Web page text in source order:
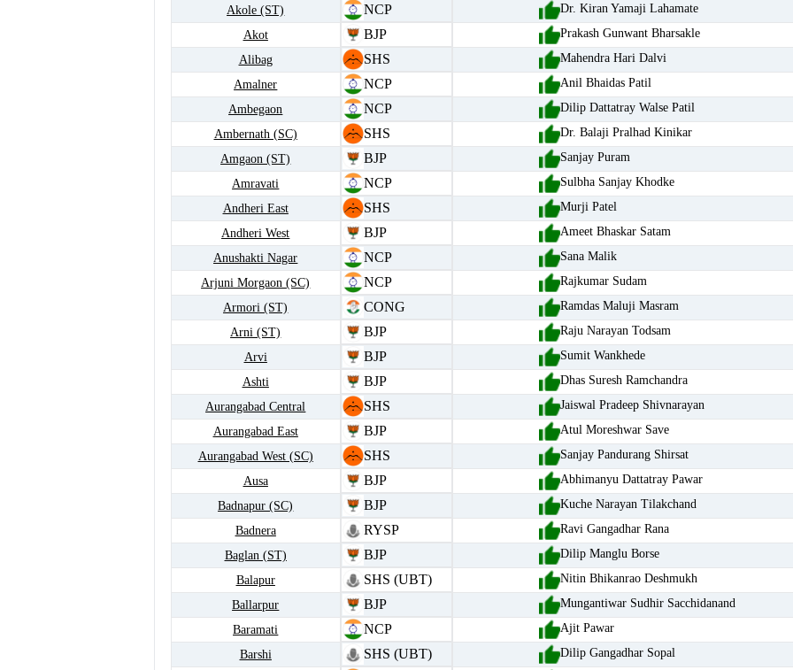
Akole (ST)
NCP
Dr. Kiran Yamaji Lahamate
Akot
BJP
Prakash Gunwant Bharsakle
Alibag
SHS
Mahendra Hari Dalvi
Amalner
NCP
Anil Bhaidas Patil
Ambegaon
NCP
Dilip Dattatray Walse Patil
Ambernath (SC)
SHS
Dr. Balaji Pralhad Kinikar
Amgaon (ST)
BJP
Sanjay Puram
Amravati
NCP
Sulbha Sanjay Khodke
Andheri East
SHS
Murji Patel
Andheri West
BJP
Ameet Bhaskar Satam
Anushakti Nagar
NCP
Sana Malik
Arjuni Morgaon (SC)
NCP
Rajkumar Sudam
Armori (ST)
CONG
Ramdas Maluji Masram
Arni (ST)
BJP
Raju Narayan Todsam
Arvi
BJP
Sumit Wankhede
Ashti
BJP
Dhas Suresh Ramchandra
Aurangabad Central
SHS
Jaiswal Pradeep Shivnarayan
Aurangabad East
BJP
Atul Moreshwar Save
Aurangabad West (SC)
SHS
Sanjay Pandurang Shirsat
Ausa
BJP
Abhimanyu Dattatray Pawar
Badnapur (SC)
BJP
Kuche Narayan Tilakchand
Badnera
RYSP
Ravi Gangadhar Rana
Baglan (ST)
BJP
Dilip Manglu Borse
Balapur
SHS (UBT)
Nitin Bhikanrao Deshmukh
Ballarpur
BJP
Mungantiwar Sudhir Sacchidanand
Baramati
NCP
Ajit Pawar
Barshi
SHS (UBT)
Dilip Gangadhar Sopal